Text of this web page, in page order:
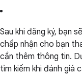
Sau khi đăng ký, bạn
chấp nhận cho bạn
cần thêm thông tin.
tìm kiếm khi đánh giá